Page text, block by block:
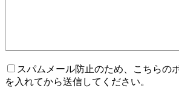
スパムメール防止のため、こちらの
を入れてから送信してください。